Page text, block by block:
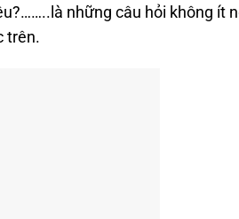
những câu hỏi không ít
trên.